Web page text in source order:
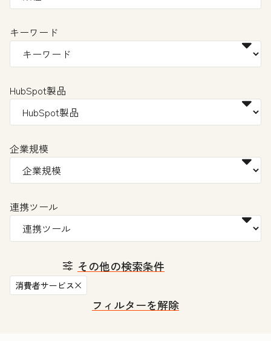
その他の検索条件
キーワード
HubSpot製品
企業規模
連携ツール
消費者サービス
フィルターを解除